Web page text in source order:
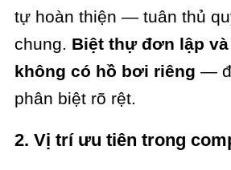
tự hoàn thiện — tuân thủ
chung. Biệt thự đơn lập
không có hồ bơi riêng —
phân biệt rõ rệt.
2. Vị trí ưu tiên trong